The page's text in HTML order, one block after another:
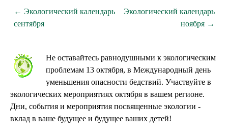
← Экологический календарь
сентября
Экологический календарь
ноября →
Не оставайтесь равнодушными к экологическим
проблемам 13 октября, в Международный день
уменьшения опасности бедствий. Участвуйте в
экологических мероприятиях октября в вашем регионе.
Дни, события и мероприятия посвященные экологии -
вклад в ваше будущее и будущее ваших детей!